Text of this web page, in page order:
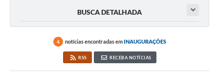
BUSCA DETALHADA
4 notícias encontradas emINAUGURAÇÕES
RSS RECEBA NOTÍCIAS